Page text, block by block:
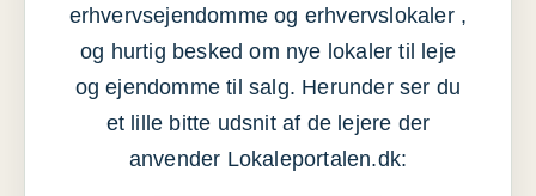
erhvervsejendomme og erhvervslokaler ,
og hurtig besked om nye lokaler til leje
og ejendomme til salg. Herunder ser du
et lille bitte udsnit af de lejere der
anvender Lokaleportalen.dk: